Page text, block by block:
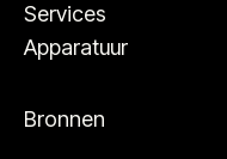
Services
Apparatuur
Bronnen